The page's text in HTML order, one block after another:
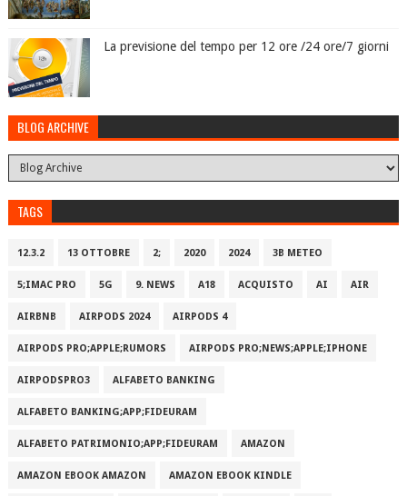
La previsione del tempo per 12 ore /24 ore/7 giorni
BLOG ARCHIVE
TAGS
12.3.2 13 OTTOBRE 2; 2020 2024 3B METEO
5;IMAC PRO 5G 9. NEWS A18 ACQUISTO AI AIR
AIRBNB AIRPODS 2024 AIRPODS 4
AIRPODS PRO;APPLE;RUMORS AIRPODS PRO;NEWS;APPLE;IPHONE
AIRPODSPRO3 ALFABETO BANKING
ALFABETO BANKING;APP;FIDEURAM
ALFABETO PATRIMONI‪O‬;APP;FIDEURAM AMAZON
AMAZON EBOOK AMAZON AMAZON EBOOK KINDLE